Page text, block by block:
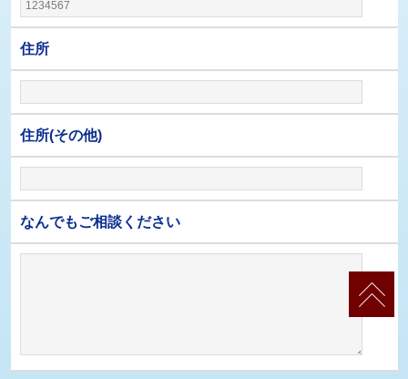
住所
住所(その他)
なんでもご相談ください